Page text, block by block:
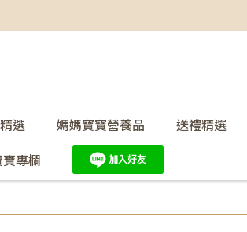
選 媽媽寶寶營養品 送禮精選
專欄